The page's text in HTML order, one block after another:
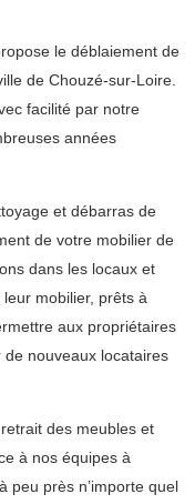
le déblaiement de
de Chouzé-sur-Loire.
facilité par notre
années
et débarras de
de votre mobilier de
dans les locaux et
mobilier, prêts à
aux propriétaires
nouveaux locataires
des meubles et
à nos équipes à
peu près n’importe quel